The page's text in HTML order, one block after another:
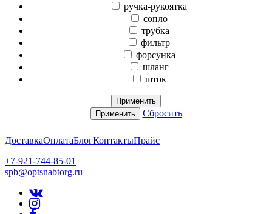
ручка-рукоятка
сопло
трубка
фильтр
форсунка
шланг
шток
Применить
Применить
Сбросить
ДоставкаОплатаБлогКонтактыПрайс
+7-921-744-85-01
spb@optsnabtorg.ru